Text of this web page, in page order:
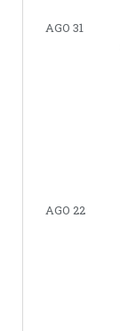
AGO 31
AGO 22